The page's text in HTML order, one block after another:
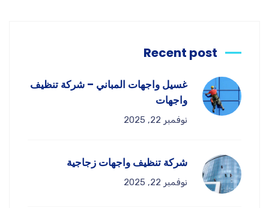
Recent post
غسيل واجهات المباني – شركة تنظيف
واجهات
نوفمبر 22, 2025
شركة تنظيف واجهات زجاجية
نوفمبر 22, 2025